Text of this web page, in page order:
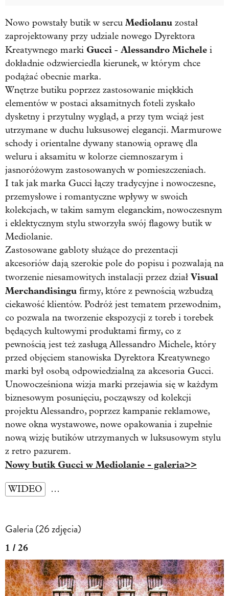
Nowo powstały butik w sercu Mediolanu został
zaprojektowany przy udziale nowego Dyrektora
Kreatywnego marki Gucci - Alessandro Michele i
dokładnie odzwierciedla kierunek, w którym chce
podążać obecnie marka.
Wnętrze butiku poprzez zastosowanie miękkich
elementów w postaci aksamitnych foteli zyskało
dysketny i przytulny wygląd, a przy tym wciąż jest
utrzymane w duchu luksusowej elegancji. Marmurowe
schody i orientalne dywany stanowią oprawę dla
weluru i aksamitu w kolorze ciemnoszarym i
jasnoróżowym zastosowanych w pomieszczeniach.
I tak jak marka Gucci łączy tradycyjne i nowoczesne,
przemysłowe i romantyczne wpływy w swoich
kolekcjach, w takim samym eleganckim, nowoczesnym
i eklektycznym stylu stworzyła swój flagowy butik w
Mediolanie.
Zastosowane gabloty służące do prezentacji
akcesoriów dają szerokie pole do popisu i pozwalają na
tworzenie niesamowitych instalacji przez dział Visual
Merchandisingu firmy, które z pewnością wzbudzą
ciekawość klientów. Podróż jest tematem przewodnim,
co pozwala na tworzenie ekspozycji z toreb i torebek
będących kultowymi produktami firmy, co z
pewnością jest też zasługą Allessandro Michele, który
przed objęciem stanowiska Dyrektora Kreatywnego
marki był osobą odpowiedzialną za akcesoria Gucci.
Unowocześniona wizja marki przejawia się w każdym
biznesowym posunięciu, począwszy od kolekcji
projektu Alessandro, poprzez kampanie reklamowe,
nowe okna wystawowe, nowe opakowania i zupełnie
nową wizję butików utrzymanych w luksusowym stylu
z retro pazurem.
Nowy butik Gucci w Mediolanie - galeria>>
WIDEO …
Galeria (26 zdjęcia)
1 / 26